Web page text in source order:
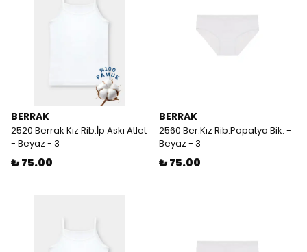
BERRAK
2520 Berrak Kız Rib.İp Askı Atlet
- Beyaz - 3
₺ 75.00
BERRAK
2560 Ber.Kız Rib.Papatya Bik. -
Beyaz - 3
₺ 75.00